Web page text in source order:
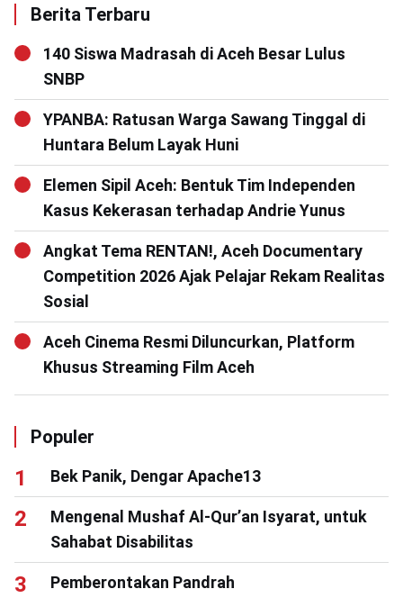
Berita Terbaru
140 Siswa Madrasah di Aceh Besar Lulus
SNBP
YPANBA: Ratusan Warga Sawang Tinggal di
Huntara Belum Layak Huni
Elemen Sipil Aceh: Bentuk Tim Independen
Kasus Kekerasan terhadap Andrie Yunus
Angkat Tema RENTAN!, Aceh Documentary
Competition 2026 Ajak Pelajar Rekam Realitas
Sosial
Aceh Cinema Resmi Diluncurkan, Platform
Khusus Streaming Film Aceh
Populer
Bek Panik, Dengar Apache13
Mengenal Mushaf Al-Qur’an Isyarat, untuk
Sahabat Disabilitas
Pemberontakan Pandrah